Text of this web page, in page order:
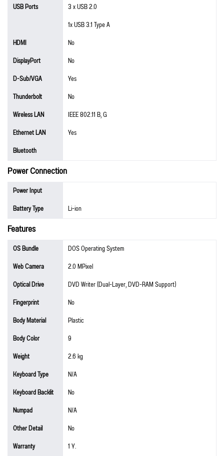
USB Ports
3 x USB 2.0
1x USB 3.1 Type A
HDMI
No
DisplayPort
No
D-Sub/VGA
Yes
Thunderbolt
No
Wireless LAN
IEEE 802.11 B, G
Ethernet LAN
Yes
Bluetooth
Power Connection
Power Input
Battery Type
Li-ion
Features
OS Bundle
DOS Operating System
Web Camera
2.0 MPixel
Optical Drive
DVD Writer (Dual-Layer, DVD-RAM Support)
Fingerprint
No
Body Material
Plastic
Body Color
9
Weight
2.6 kg
Keyboard Type
N/A
Keyboard Backlit
No
Numpad
N/A
Other Detail
No
Warranty
1 Y.